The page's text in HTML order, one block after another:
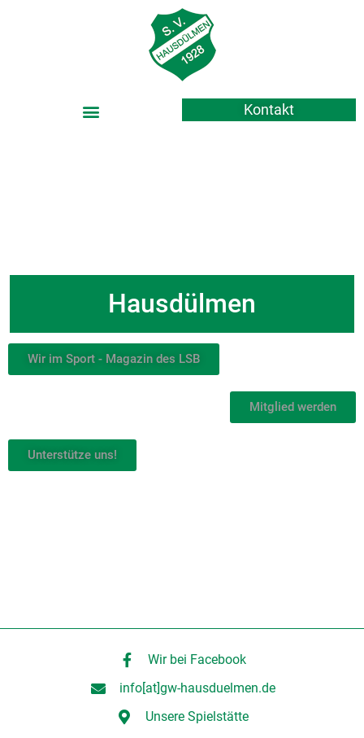
Kontakt
Hausdülmen
Wir im Sport - Magazin des LSB
Mitglied werden
Unterstütze uns!
Wir bei Facebook
info[at]gw-hausduelmen.de
Unsere Spielstätte